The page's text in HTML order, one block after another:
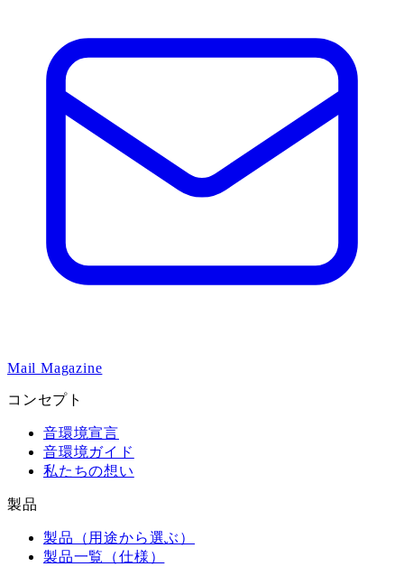
Mail Magazine
コンセプト
音環境宣言
音環境ガイド
私たちの想い
製品
製品（用途から選ぶ）
製品一覧（仕様）